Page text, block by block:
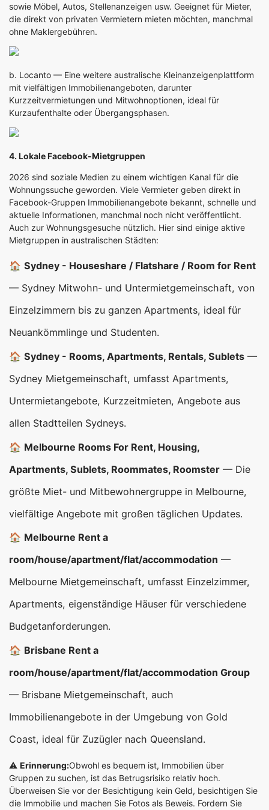
sowie Möbel, Autos, Stellenanzeigen usw. Geeignet für Mieter,
die direkt von privaten Vermietern mieten möchten, manchmal
ohne Maklergebühren.
b. Locanto — Eine weitere australische Kleinanzeigenplattform
mit vielfältigen Immobilienangeboten, darunter
Kurzzeitvermietungen und Mitwohnoptionen, ideal für
Kurzaufenthalte oder Übergangsphasen.
4. Lokale Facebook-Mietgruppen
2026 sind soziale Medien zu einem wichtigen Kanal für die
Wohnungssuche geworden. Viele Vermieter geben direkt in
Facebook-Gruppen Immobilienangebote bekannt, schnelle und
aktuelle Informationen, manchmal noch nicht veröffentlicht.
Auch zur Wohnungsgesuche nützlich. Hier sind einige aktive
Mietgruppen in australischen Städten:
🏠 Sydney - Houseshare / Flatshare / Room for Rent
— Sydney Mitwohn- und Untermietgemeinschaft, von
Einzelzimmern bis zu ganzen Apartments, ideal für
Neuankömmlinge und Studenten.
🏠 Sydney - Rooms, Apartments, Rentals, Sublets —
Sydney Mietgemeinschaft, umfasst Apartments,
Untermietangebote, Kurzzeitmieten, Angebote aus
allen Stadtteilen Sydneys.
🏠 Melbourne Rooms For Rent, Housing,
Apartments, Sublets, Roommates, Roomster — Die
größte Miet- und Mitbewohnergruppe in Melbourne,
vielfältige Angebote mit großen täglichen Updates.
🏠 Melbourne Rent a
room/house/apartment/flat/accommodation —
Melbourne Mietgemeinschaft, umfasst Einzelzimmer,
Apartments, eigenständige Häuser für verschiedene
Budgetanforderungen.
🏠 Brisbane Rent a
room/house/apartment/flat/accommodation Group
— Brisbane Mietgemeinschaft, auch
Immobilienangebote in der Umgebung von Gold
Coast, ideal für Zuzügler nach Queensland.
⚠️ Erinnerung:Obwohl es bequem ist, Immobilien über
Gruppen zu suchen, ist das Betrugsrisiko relativ hoch.
Überweisen Sie vor der Besichtigung kein Geld, besichtigen Sie
die Immobilie und machen Sie Fotos als Beweis. Fordern Sie